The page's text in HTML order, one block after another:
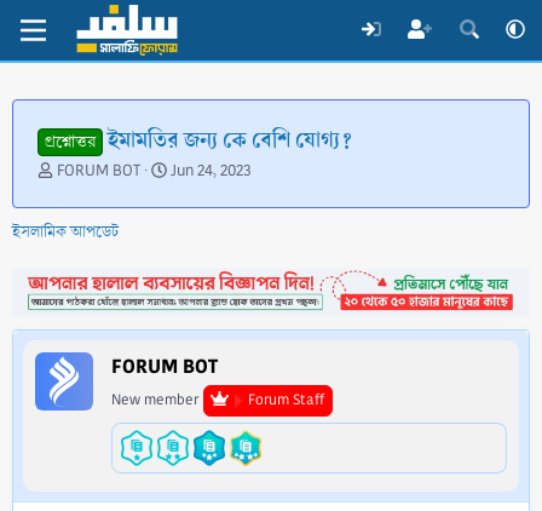
প্রশ্নোত্তর ইমামতির জন্য কে বেশি যোগ্য?
T
r
e
d
s
t
a
r
t
FORUM BOT
S
a
d
a
t
e
Jun 24, 2023
ইসলামিক আপডেট
FORUM BOT
New member Forum Staff